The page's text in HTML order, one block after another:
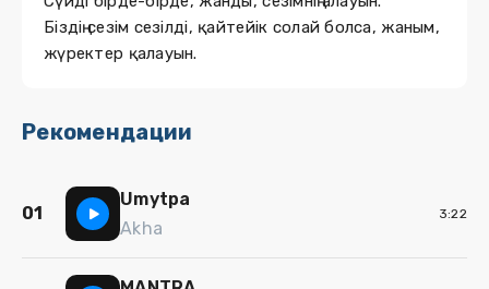
Біздің сезім сезілді, қайтейік солай болса, жаным,
жүректер қалауын.
Рекомендации
01
Umytpa
Akha
3:22